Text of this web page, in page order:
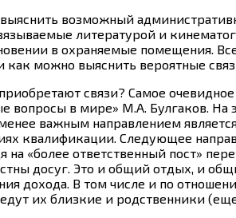
возможный
литературой и
в охраняемые помещения.
как можно выяснить вероятные
связи? Самое
вопросы в мире» М.А. Булгаков. На
важным направлением
квалификации. Следующее
на «более ответственный пост»
досуг. Это и общий отдых, и
дохода. В том числе и по
их близкие и родственники